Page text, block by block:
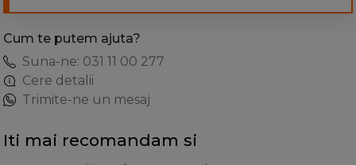
Cum te putem ajuta?
Suna-ne: 031 11 00 277
Cere detalii
Trimite-ne un mesaj
Iti mai recomandam si